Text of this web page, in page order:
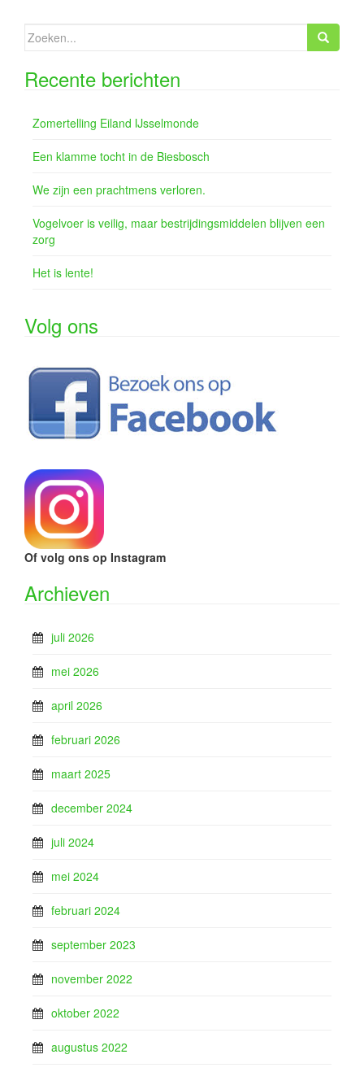
Zoeken
naar:
Recente berichten
Zomertelling Eiland IJsselmonde
Een klamme tocht in de Biesbosch
We zijn een prachtmens verloren.
Vogelvoer is veilig, maar bestrijdingsmiddelen blijven een
zorg
Het is lente!
Volg ons
Of volg ons op Instagram
Archieven
juli 2026
mei 2026
april 2026
februari 2026
maart 2025
december 2024
juli 2024
mei 2024
februari 2024
september 2023
november 2022
oktober 2022
augustus 2022